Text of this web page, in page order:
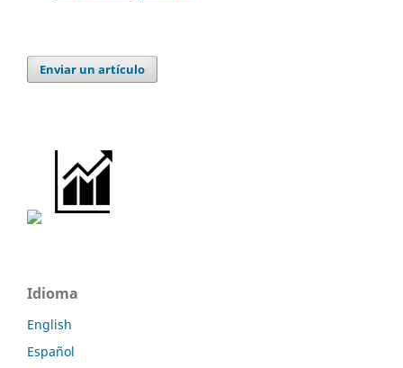
Enviar un artículo
Idioma
English
Español